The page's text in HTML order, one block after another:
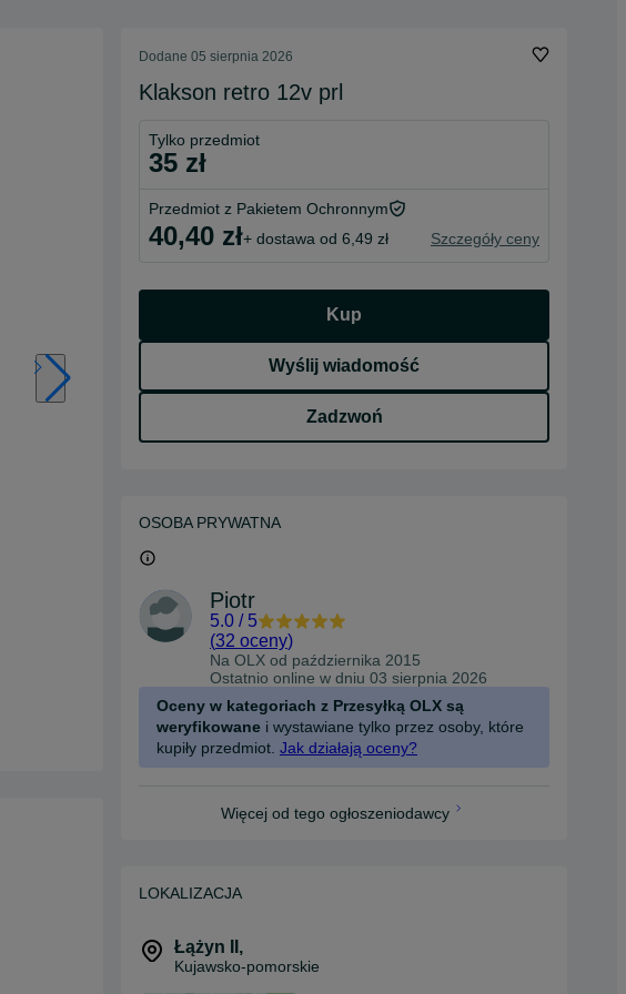
Dodane 05 sierpnia 2026
Klakson retro 12v prl
Tylko przedmiot
35 zł
Przedmiot z Pakietem Ochronnym
40,40 zł+ dostawa od 6,49 zł Szczegóły ceny
Kup
Wyślij wiadomość
Zadzwoń
OSOBA PRYWATNA
Piotr
5.0 / 5
(32 oceny)
Na OLX od października 2015
Ostatnio online w dniu 03 sierpnia 2026
Oceny w kategoriach z Przesyłką OLX są
weryfikowane i wystawiane tylko przez osoby, które
kupiły przedmiot. Jak działają oceny?
Więcej od tego ogłoszeniodawcy
LOKALIZACJA
Łążyn II ,
Kujawsko-pomorskie